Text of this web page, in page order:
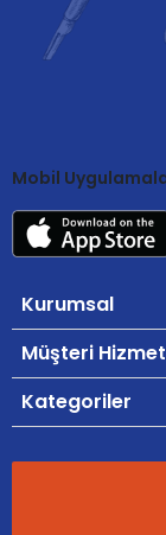
Mobil
Kurumsal
Müşteri
Kategoriler